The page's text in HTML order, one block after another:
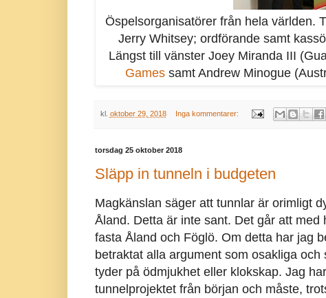
Öspelsorganisatörer från hela världen.
Jerry Whitsey; ordförande samt
Längst till vänster Joey Miranda III
Games samt Andrew Minogue
kl. oktober 29, 2018 Inga kommentarer:
torsdag 25 oktober 2018
Släpp in tunneln i budgeten
Magkänslan säger att tunnlar är orimligt
Åland. Detta är inte sant. Det går att
fasta Åland och Föglö. Om detta har jag
betraktat alla argument som osakliga
tyder på ödmjukhet eller klokskap. Jag
tunnelprojektet från början och måste,